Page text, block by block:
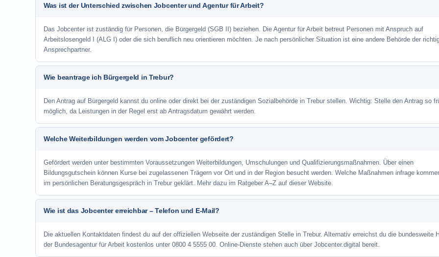
Was ist der Unterschied zwischen Jobcenter und Agentur für Arbeit?
Das Jobcenter ist zuständig für Personen, die Bürgergeld (SGB II) beziehen. Die Agentur für Arbeit betreut Personen mit Anspruch auf
Arbeitslosengeld I (ALG I) oder die sich beruflich neu orientieren möchten. Je nach persönlicher Situation ist eine andere Behörde der
Ansprechpartner.
Wie beantrage ich Bürgergeld in Trebur?
Den Antrag auf Bürgergeld kannst du online oder direkt bei der zuständigen Sozialbehörde in Trebur stellen. Wichtig: Stelle den Antrag so
möglich, da Leistungen in der Regel erst ab Antragsdatum gewährt werden.
Welche Weiterbildungen werden vom Jobcenter gefördert?
Gefördert werden unter bestimmten Voraussetzungen Weiterbildungen, Umschulungen und Qualifizierungsmaßnahmen. Über einen
Bildungsgutschein können Kurse bei zugelassenen Trägern vor Ort und in der Region besucht werden. Welche Maßnahmen infrage
im persönlichen Beratungsgespräch in Trebur geklärt. Mehr dazu im Ratgeber A–Z auf dieser Website.
Wie ist das Jobcenter erreichbar – Telefon und E-Mail?
Die aktuellen Kontaktdaten findest du auf der offiziellen Webseite der zuständigen Stelle in Trebur. Alternativ erreichst du die bundesweite
der Bundesagentur für Arbeit kostenlos unter 0800 4 5555 00. Online-Dienste stehen auch über Jobcenter.digital bereit.